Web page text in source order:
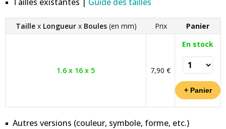
Taille x Longueur x Boules (en mm) Prix Panier
1.6 x 16 x 5 7,90 €
En stock
Autres versions (couleur, symbole, forme, etc.)